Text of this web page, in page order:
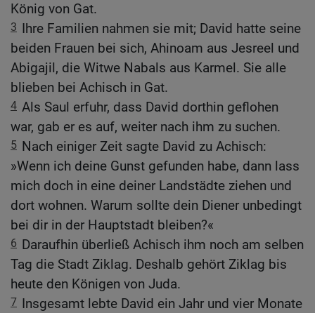
König von Gat.
3 Ihre Familien nahmen sie mit; David hatte seine
beiden Frauen bei sich, Ahinoam aus Jesreel und
Abigajil, die Witwe Nabals aus Karmel. Sie alle
blieben bei Achisch in Gat.
4 Als Saul erfuhr, dass David dorthin geflohen
war, gab er es auf, weiter nach ihm zu suchen.
5 Nach einiger Zeit sagte David zu Achisch:
»Wenn ich deine Gunst gefunden habe, dann lass
mich doch in eine deiner Landstädte ziehen und
dort wohnen. Warum sollte dein Diener unbedingt
bei dir in der Hauptstadt bleiben?«
6 Daraufhin überließ Achisch ihm noch am selben
Tag die Stadt Ziklag. Deshalb gehört Ziklag bis
heute den Königen von Juda.
7 Insgesamt lebte David ein Jahr und vier Monate